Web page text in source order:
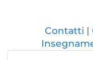
Contatti